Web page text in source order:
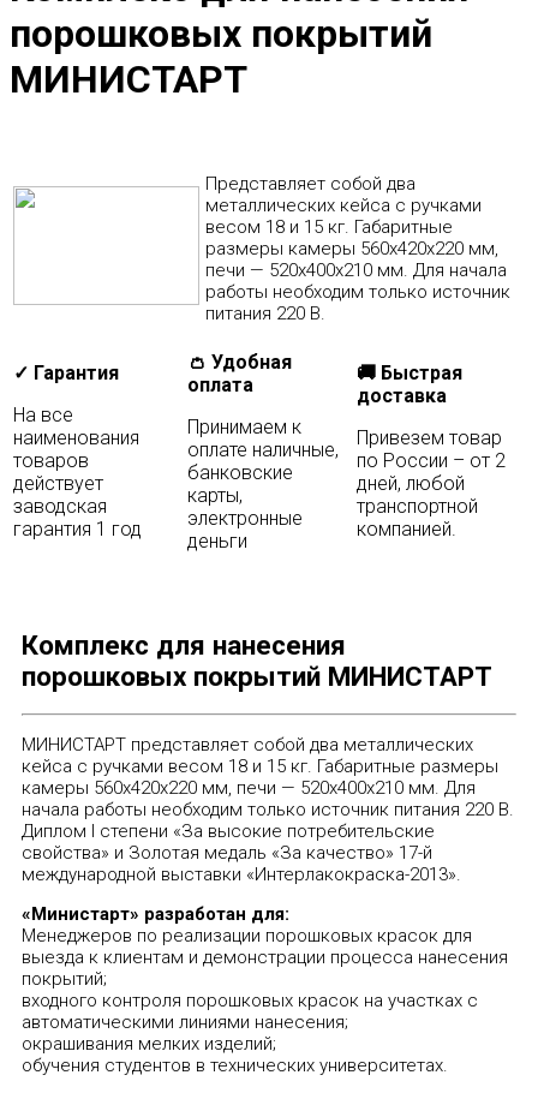
порошковых покрытий
МИНИСТАРТ
Представляет собой два
металлических кейса с ручками
весом 18 и 15 кг. Габаритные
размеры камеры 560х420х220 мм,
печи — 520х400х210 мм. Для начала
работы необходим только источник
питания 220 В.
✓ Гарантия
На все
наименования
товаров
действует
заводская
гарантия 1 год
👛 Удобная
оплата
Принимаем к
оплате наличные,
банковские
карты,
электронные
деньги
🚚 Быстрая
доставка
Привезем товар
по России – от 2
дней, любой
транспортной
компанией.
Комплекс для нанесения
порошковых покрытий МИНИСТАРТ
МИНИСТАРТ представляет собой два металлических
кейса с ручками весом 18 и 15 кг. Габаритные размеры
камеры 560х420х220 мм, печи — 520х400х210 мм. Для
начала работы необходим только источник питания 220 В.
Диплом I степени «За высокие потребительские
свойства» и Золотая медаль «За качество» 17-й
международной выставки «Интерлакокраска-2013».
«Министарт» разработан для:
Менеджеров по реализации порошковых красок для
выезда к клиентам и демонстрации процесса нанесения
покрытий;
входного контроля порошковых красок на участках с
автоматическими линиями нанесения;
окрашивания мелких изделий;
обучения студентов в технических университетах.